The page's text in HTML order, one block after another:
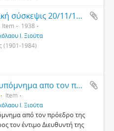
Προκαταρκτική σύσκεψις 20/11/1938
Item
1938
Ι. Ξιούτα
(1901-1984)
Χειρόγραφο υπόμνημα απο τον πρόεδρο της Ο.Λ.Ε.Ε.Μ.Π.Κ.
Item
Ι. Ξιούτα
από τον πρόεδρο της
τον έντιμο Διευθυντή της